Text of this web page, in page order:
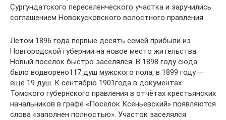
Сургундатского переселенческого участка и заручились
соглашением Новокусковского волостного правления.
Летом 1896 года первые десять семей прибыли из
Новгородской губернии на новое место жительства.
Новый посёлок быстро заселялся. В 1898 году сюда
было водворено117 душ мужского пола, в 1899 году —
ещё 19 душ. К сентябрю 1901года в документах
Томского губернского правления в отчётах крестьянских
начальников в графе «Посёлок Ксеньевский» появляются
слова «заполнен полностью». Участок заселялся